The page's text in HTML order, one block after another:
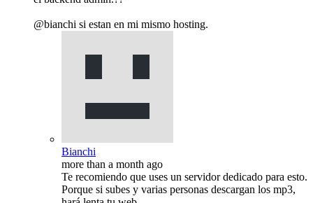
@bianchi si estan en mi mismo hosting.
Bianchi
more than a month ago
Te recomiendo que uses un servidor dedicado para esto.
Porque si subes y varias personas descargan los mp3,